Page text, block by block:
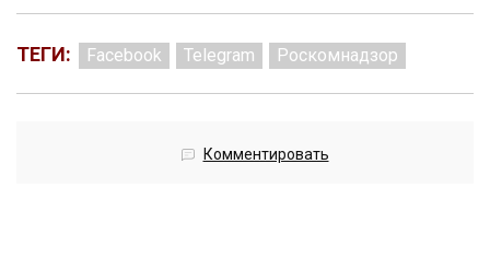
ТЕГИ: Facebook Telegram Роскомнадзор
Комментировать